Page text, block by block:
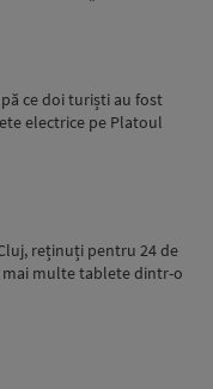
ce doi turiști au fost
electrice pe Platoul
reținuți pentru 24 de
multe tablete dintr-o